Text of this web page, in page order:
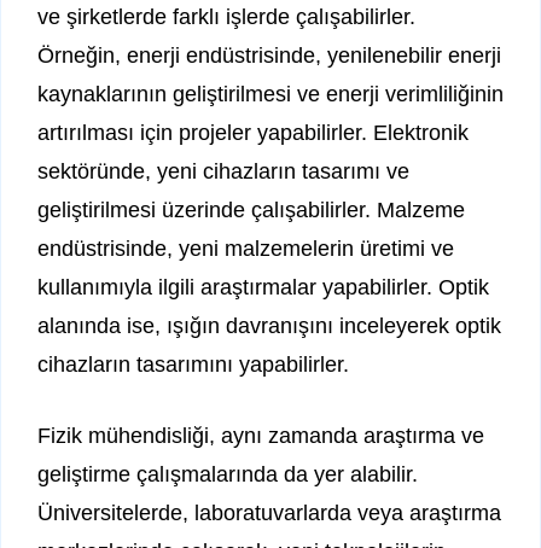
ve şirketlerde farklı işlerde çalışabilirler.
Örneğin, enerji endüstrisinde, yenilenebilir enerji
kaynaklarının geliştirilmesi ve enerji verimliliğinin
artırılması için projeler yapabilirler. Elektronik
sektöründe, yeni cihazların tasarımı ve
geliştirilmesi üzerinde çalışabilirler. Malzeme
endüstrisinde, yeni malzemelerin üretimi ve
kullanımıyla ilgili araştırmalar yapabilirler. Optik
alanında ise, ışığın davranışını inceleyerek optik
cihazların tasarımını yapabilirler.
Fizik mühendisliği, aynı zamanda araştırma ve
geliştirme çalışmalarında da yer alabilir.
Üniversitelerde, laboratuvarlarda veya araştırma